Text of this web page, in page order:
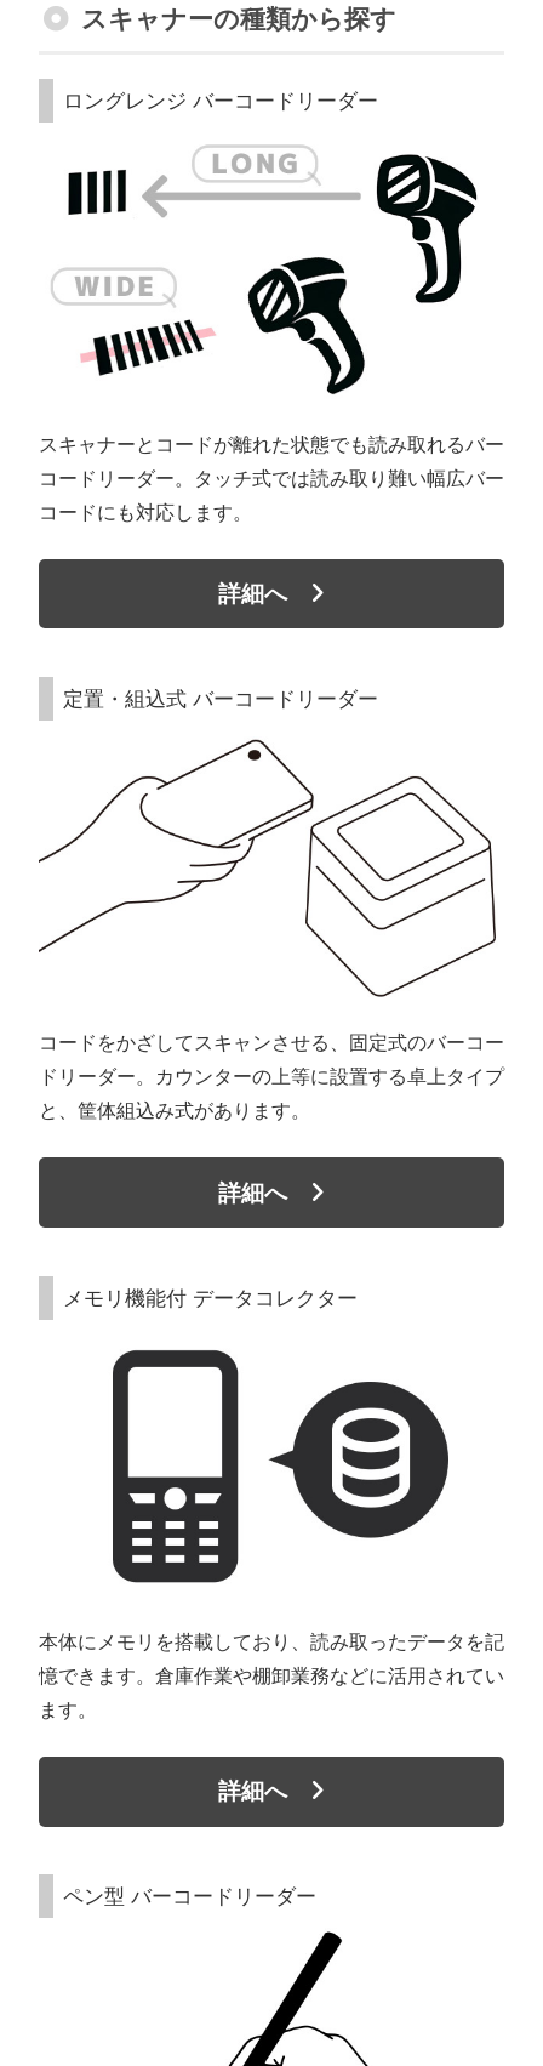
スキャナーの種類から探す
ロングレンジ バーコードリーダー
スキャナーとコードが離れた状態でも読み取れるバー
コードリーダー。タッチ式では読み取り難い幅広バー
コードにも対応します。
詳細へ
定置・組込式 バーコードリーダー
コードをかざしてスキャンさせる、固定式のバーコー
ドリーダー。カウンターの上等に設置する卓上タイプ
と、筐体組込み式があります。
詳細へ
メモリ機能付 データコレクター
本体にメモリを搭載しており、読み取ったデータを記
憶できます。倉庫作業や棚卸業務などに活用されてい
ます。
詳細へ
ペン型 バーコードリーダー